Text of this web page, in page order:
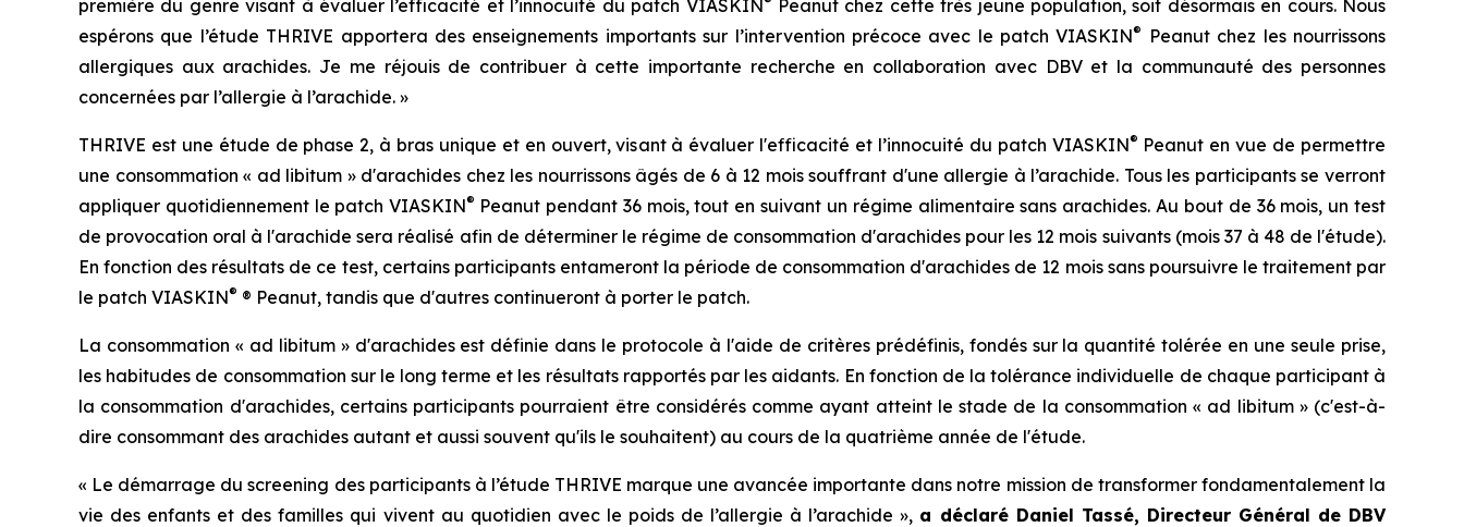
première du genre visant à évaluer l’efficacité et l’innocuité du patch VIASKIN
Peanut chez cette très jeune population, soit désormais en cours. Nous
espérons que l’étude THRIVE apportera des enseignements importants sur l’intervention précoce avec le patch VIASKIN®
Peanut chez les nourrissons
allergiques aux arachides. Je me réjouis de contribuer à cette importante recherche en collaboration avec DBV et la communauté des personnes
concernées par l’allergie à l’arachide. »
THRIVE est une étude de phase 2, à bras unique et en ouvert, visant à évaluer l'efficacité et l’innocuité du patch VIASKIN® Peanut en vue de permettre
une consommation « ad libitum » d'arachides chez les nourrissons âgés de 6 à 12 mois souffrant d'une allergie à l’arachide. Tous les participants se verront
appliquer quotidiennement le patch VIASKIN® Peanut pendant 36 mois, tout en suivant un régime alimentaire sans arachides. Au bout de 36 mois, un test
de provocation oral à l'arachide sera réalisé afin de déterminer le régime de consommation d'arachides pour les 12 mois suivants (mois 37 à 48 de l'étude).
En fonction des résultats de ce test, certains participants entameront la période de consommation d'arachides de 12 mois sans poursuivre le traitement par
le patch VIASKIN® ® Peanut, tandis que d'autres continueront à porter le patch.
La consommation « ad libitum » d'arachides est définie dans le protocole à l'aide de critères prédéfinis, fondés sur la quantité tolérée en une seule prise,
les habitudes de consommation sur le long terme et les résultats rapportés par les aidants. En fonction de la tolérance individuelle de chaque participant à
la consommation d'arachides, certains participants pourraient être considérés comme ayant atteint le stade de la consommation « ad libitum » (c'est-à-
dire consommant des arachides autant et aussi souvent qu'ils le souhaitent) au cours de la quatrième année de l'étude.
« Le démarrage du screening des participants à l’étude THRIVE marque une avancée importante dans notre mission de transformer fondamentalement la
vie des enfants et des familles qui vivent au quotidien avec le poids de l’allergie à l’arachide », a déclaré Daniel Tassé, Directeur Général de DBV